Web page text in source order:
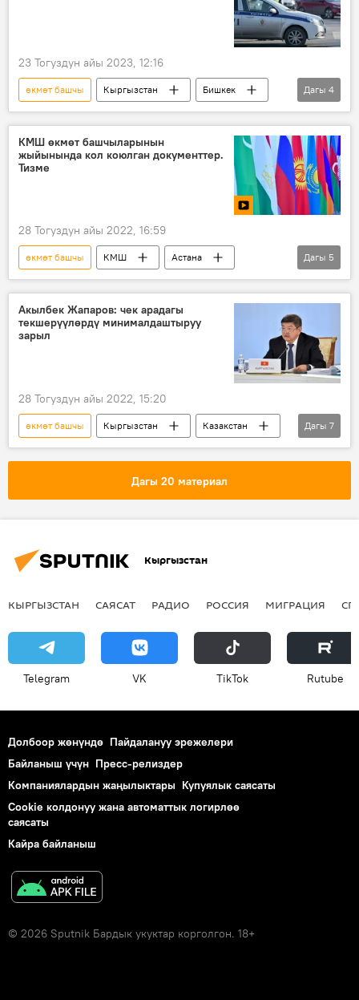
23 Тогуздун айы 2023, 12:16
өкмөт башчы Кыргызстан
Бишкек
Чүй облусу
жол
жыйын
ШКУ өлкөлөрүнүн премьер-министрлеринин саммити
Дагы 4
КМШ өкмөт башчыларынын
жыйынында кол коюлган документтер.
Тизме
28 Тогуздун айы 2022, 16:59
өкмөт башчы КМШ
Астана
Акылбек Жапаров
документ
тизме
макулдашуу
Дагы 5
Акылбек Жапаров: чек арадагы
текшерүүлөрдү минималдаштыруу
зарыл
28 Тогуздун айы 2022, 15:20
өкмөт башчы Кыргызстан
Казакстан
КМШ
соода
Экономика
Акылбек Жапаров
Дагы 7
Дагы 20 материал
Кыргызстан
КЫРГЫЗСТАН САЯСАТ РАДИО РОССИЯ МИГРАЦИЯ
Telegram VK ТikТоk Rutube
Долбоор жөнүндө Пайдалануу эрежелери
Байланыш үчүн Пресс-релиздер
Компаниялардын жаңылыктары Купуялык саясаты
Cookie колдонуу жана автоматтык логирлөө
саясаты
Кайра байланыш
© 2026 Sputnik Бардык укуктар корголгон. 18+